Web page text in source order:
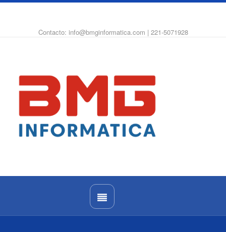
Contacto: info@bmginformatica.com | 221-5071928